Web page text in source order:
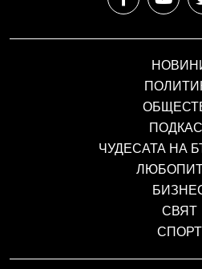
ЧУДЕСАТА НА
СВЯТ
СПОРТ